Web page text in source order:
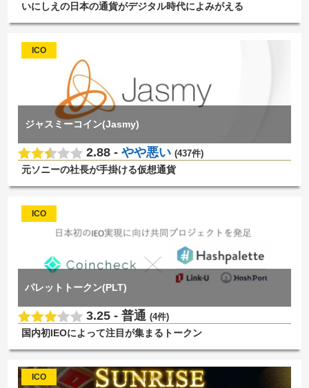
いにしえの日本の通貨がデジタル時代によみがえる
ICO
ジャスミーコイン(Jasmy)
2.88 - やや悪い (437件)
元ソニーの社長が手掛ける仮想通貨
ICO
パレットトークン(PLT)
3.25 - 普通 (4件)
国内初IEOによって注目が集まるトークン
ICO